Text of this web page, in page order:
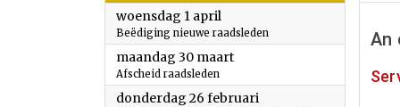
woensdag 1 april
Beëdiging nieuwe raadsleden
maandag 30 maart2026
Afscheid raadsleden
donderdag 26 februari